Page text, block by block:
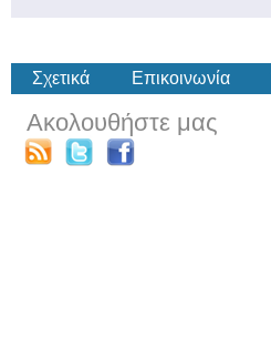
Σχετικά Επικοινωνία
Ακολουθήστε μας